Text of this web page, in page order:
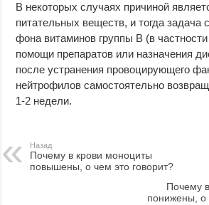
В некоторых случаях причиной
питательных веществ, и тогда задача
фона витаминов группы B (в
помощи препаратов или назначения
после устранения провоцирующего
нейтрофилов самостоятельно
1-2 недели.
Назад
Почему в крови моноциты
повышены, о чем это говорит?
Почему
понижены, о